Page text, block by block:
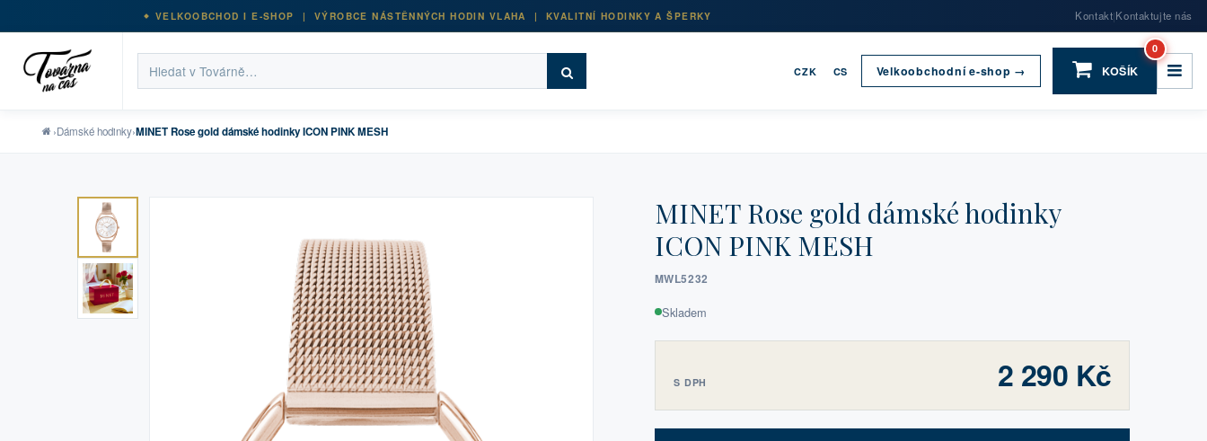
VELKOOBCHOD I E-SHOP | VÝROBCE NÁSTĚNNÝCH HODIN VLAHA | KVALITNÍ HODINKY A ŠPERKY Kontakt|Kontaktujte nás
CZK CS Velkoobchodní e-shop → KOŠÍK
0
›Dámské hodinky›MINET Rose gold dámské hodinky ICON PINK MESH
MINET Rose gold dámské hodinky
ICON PINK MESH
MWL5232
Skladem
S DPH 2 290 Kč